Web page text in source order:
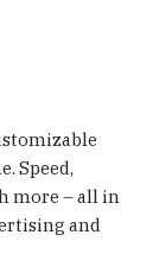
Speed,
more – all in
and